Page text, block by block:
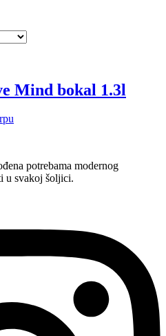
Mind bokal 1.3l
potrebama modernog
u svakoj šoljici.